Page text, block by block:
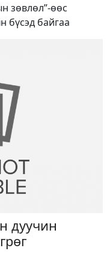
зөвлөл”-өөс
бүсэд байгаа
дуучин